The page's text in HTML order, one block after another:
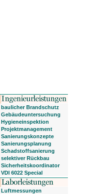
baulicher Brandschutz
Gebäudeuntersuchung
Hygieneinspektion
Projektmanagement
Sanierungskonzepte
Sanierungsplanung
Schadstoffsanierung
selektiver Rückbau
Sicherheitskoordinator
VDI 6022 Special
Luftmessungen